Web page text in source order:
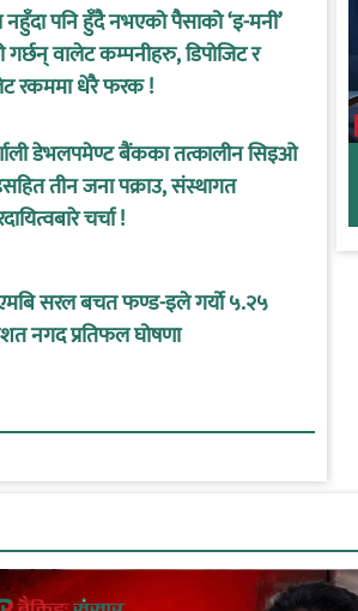
पनि हुँदै नभएको पैसाको ‘इ-मनी’
गर्छन् वालेट कम्पनीहरु, डिपोजिट र
रकममा धेरै फरक !
डेभलपमेण्ट बैंकका तत्कालीन सिइओ
तीन जना पक्राउ, संस्थागत
चर्चा !
सरल बचत फण्ड-इले गर्यो ५.२५
नगद प्रतिफल घोषणा